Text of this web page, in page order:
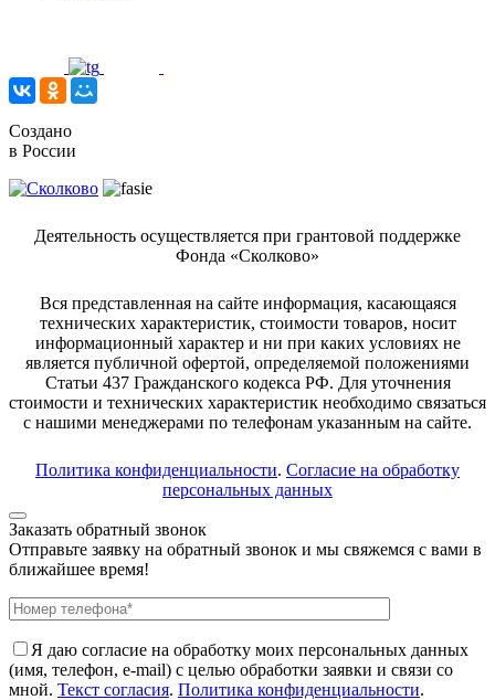
Создано
в России
Деятельность осуществляется при грантовой поддержке
Фонда «Сколково»
Вся представленная на сайте информация, касающаяся
технических характеристик, стоимости товаров, носит
информационный характер и ни при каких условиях не
является публичной офертой, определяемой положениями
Статьи 437 Гражданского кодекса РФ. Для уточнения
стоимости и технических характеристик необходимо связаться
с нашими менеджерами по телефонам указанным на сайте.
Политика конфиденциальности. Согласие на обработку
персональных данных
Заказать обратный звонок
Отправьте заявку на обратный звонок и мы свяжемся с вами в
ближайшее время!
Я даю согласие на обработку моих персональных данных
(имя, телефон, e-mail) с целью обработки заявки и связи со
мной. Текст согласия. Политика конфиденциальности.